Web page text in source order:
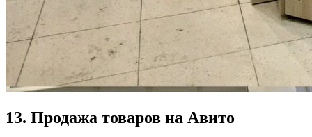
13. Продажа товаров на Авито